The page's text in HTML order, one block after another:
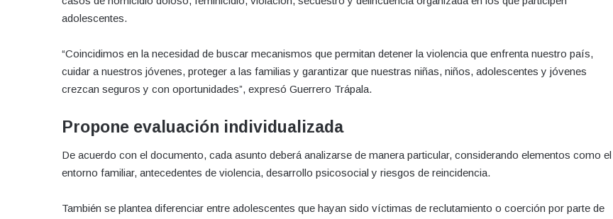
adolescentes.
“Coincidimos en la necesidad de buscar mecanismos que permitan detener la violencia que enfrenta nuestro país,
cuidar a nuestros jóvenes, proteger a las familias y garantizar que nuestras niñas, niños, adolescentes y jóvenes
crezcan seguros y con oportunidades”, expresó Guerrero Trápala.
Propone evaluación individualizada
De acuerdo con el documento, cada asunto deberá analizarse de manera particular, considerando elementos como el
entorno familiar, antecedentes de violencia, desarrollo psicosocial y riesgos de reincidencia.
También se plantea diferenciar entre adolescentes que hayan sido víctimas de reclutamiento o coerción por parte de